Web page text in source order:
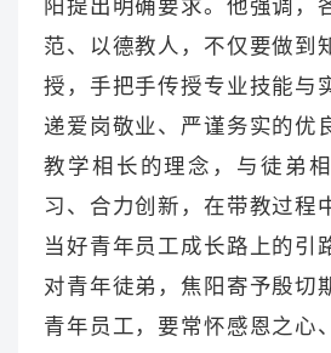
阳提出明确要求。他强调，
范、以德教人，不仅要做到
授，手把手传授专业技能与
递爱岗敬业、严谨务实的优
教学相长的理念，与徒弟
习、合力创新，在带教过程
当好青年员工成长路上的引
对青年徒弟，焦阳寄予殷切
青年员工，要常怀感恩之心